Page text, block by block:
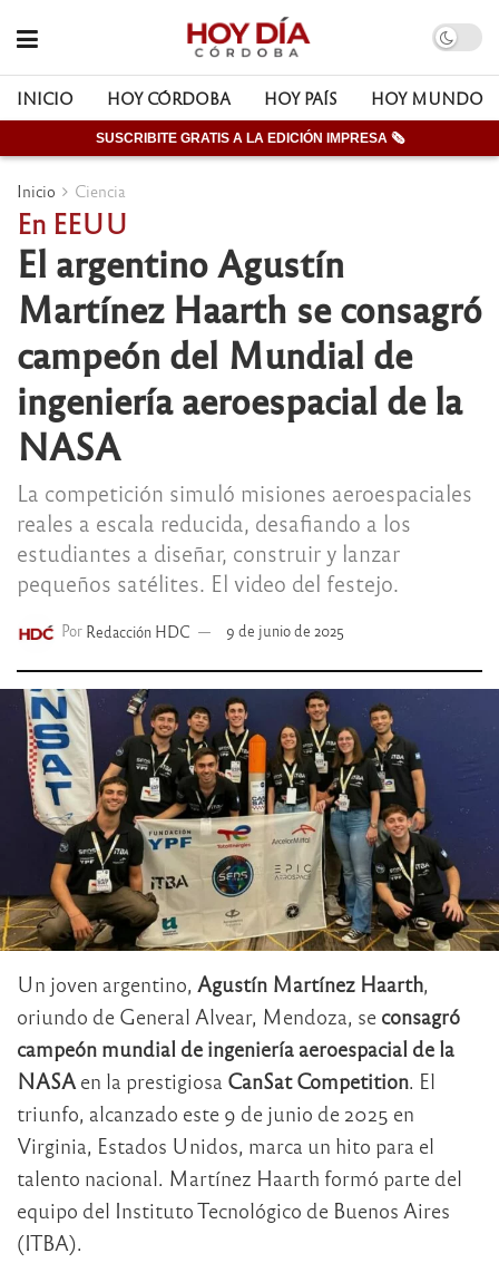
INICIO HOY CÓRDOBA HOY PAÍS HOY MUNDO
SUSCRIBITE GRATIS A LA EDICIÓN IMPRESA 🗞
Inicio Ciencia
En EEUU
El argentino Agustín
Martínez Haarth se consagró
campeón del Mundial de
ingeniería aeroespacial de la
NASA
La competición simuló misiones aeroespaciales
reales a escala reducida, desafiando a los
estudiantes a diseñar, construir y lanzar
pequeños satélites. El video del festejo.
Por Redacción HDC 9 de junio de 2025
Un joven argentino, Agustín Martínez Haarth,
oriundo de General Alvear, Mendoza, se consagró
campeón mundial de ingeniería aeroespacial de la
NASA en la prestigiosa CanSat Competition. El
triunfo, alcanzado este 9 de junio de 2025 en
Virginia, Estados Unidos, marca un hito para el
talento nacional. Martínez Haarth formó parte del
equipo del Instituto Tecnológico de Buenos Aires
(ITBA).